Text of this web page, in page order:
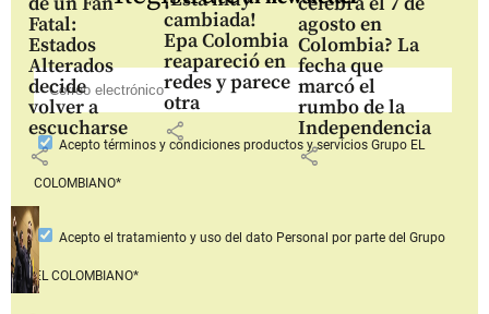
Fatal:
Estados
Alterados
decide
volver a
escucharse
share
cambiada!
Epa Colombia
reapareció en
redes y parece
otra
share
agosto en
Colombia? La
fecha que
marcó el
rumbo de la
Independencia
share
Aceptotérminos y condiciones productos y serviciosGrupo EL
COLOMBIANO*
Acepto el tratamiento y uso del dato Personal por parte del Grupo
EL COLOMBIANO*